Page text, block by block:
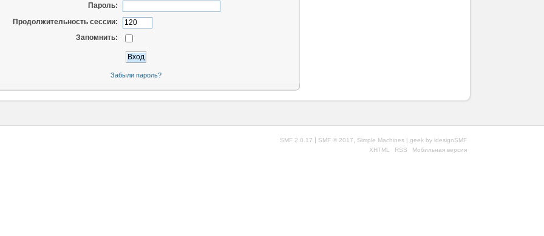
Пароль:
Продолжительность сессии:
Запомнить:
Забыли пароль?
SMF 2.0.17 | SMF © 2017 Simple Machines | geek by idesignSMF
XHTML
RSS Мобильная версия